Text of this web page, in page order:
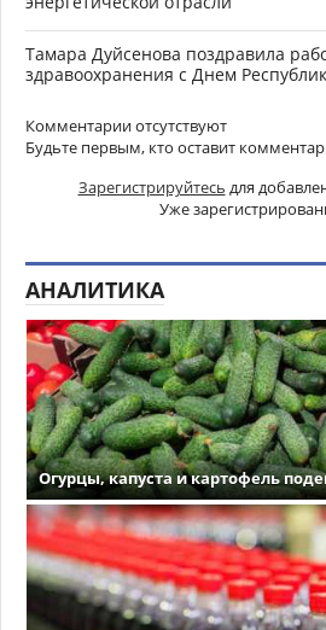
Тамара Дуйсенова поздравила
здравоохранения с Днем
Комментарии отсутствуют
Будьте первым, кто оставит
Зарегистрируйтесь для
Уже
АНАЛИТИКА
Огурцы, капуста и картофель